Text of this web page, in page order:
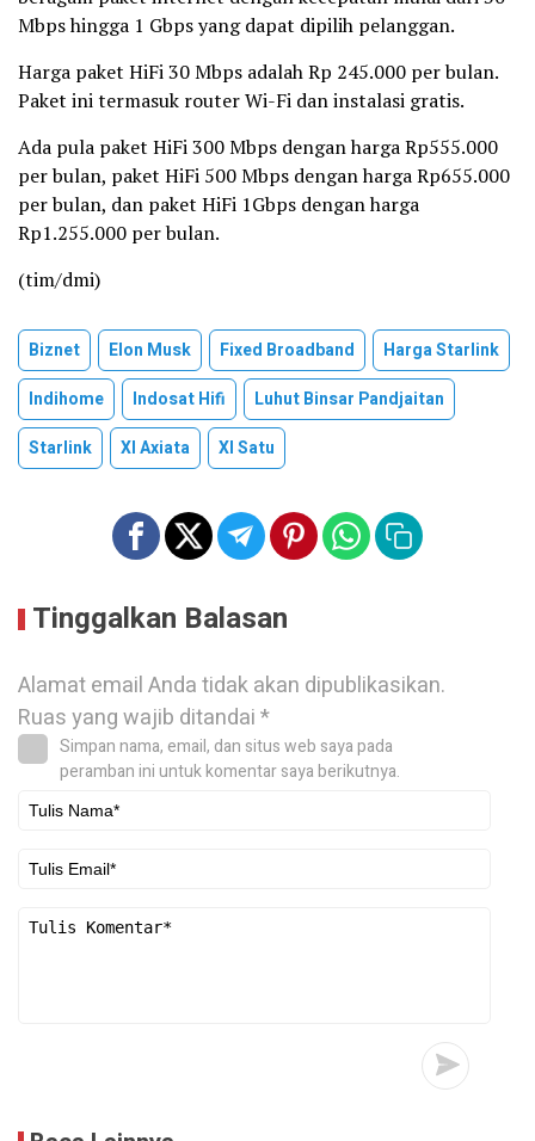
Mbps hingga 1 Gbps yang dapat dipilih pelanggan.
Harga paket HiFi 30 Mbps adalah Rp 245.000 per bulan.
Paket ini termasuk router Wi-Fi dan instalasi gratis.
Ada pula paket HiFi 300 Mbps dengan harga Rp555.000
per bulan, paket HiFi 500 Mbps dengan harga Rp655.000
per bulan, dan paket HiFi 1Gbps dengan harga
Rp1.255.000 per bulan.
(tim/dmi)
Biznet Elon Musk Fixed Broadband
Harga Starlink
Indihome
Indosat Hifi
Luhut Binsar Pandjaitan
Starlink
Xl Axiata Xl Satu
Tinggalkan Balasan
Alamat email Anda tidak akan dipublikasikan.
Ruas yang wajib ditandai*
Simpan nama, email, dan situs web saya pada
peramban ini untuk komentar saya berikutnya.